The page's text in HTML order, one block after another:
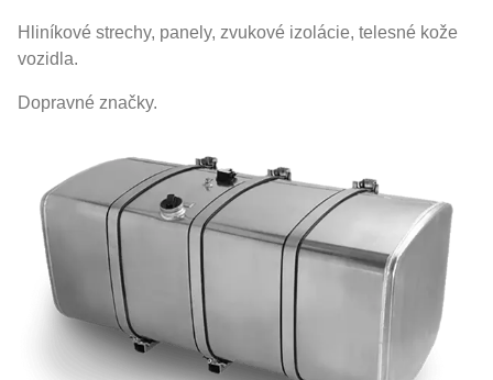
Hliníkové strechy, panely, zvukové izolácie, telesné kože
vozidla.
Dopravné značky.